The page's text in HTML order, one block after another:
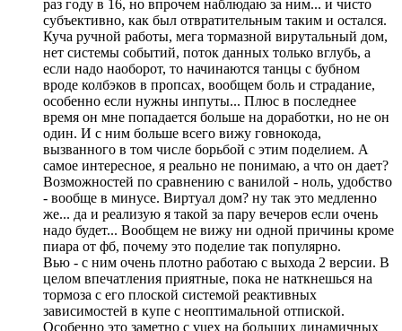
раз году в 16, но впрочем наблюдаю за ним... и чисто
субъективно, как был отвратительным таким и остался.
Куча ручной работы, мега тормазной вирутальный дом,
нет системы событий, поток данных только вглубь, а
если надо наоборот, то начинаются танцы с бубном
вроде колбэков в пропсах, вообщем боль и страдание,
особенно если нужны инпуты... Плюс в последнее
время он мне попадается больше на доработки, но не он
один. И с ним больше всего вижу говнокода,
вызванного в том числе борьбой с этим поделием. А
самое интересное, я реально не понимаю, а что он дает?
Возможностей по сравнению с ванилой - ноль, удобство
- вообще в минусе. Виртуал дом? ну так это медленно
же... да и реализую я такой за пару вечеров если очень
надо будет... Вообщем не вижу ни одной причины кроме
пиара от фб, почему это поделие так популярно.
Вью - с ним очень плотно работаю с выхода 2 версии. В
целом впечатления приятные, пока не наткнешься на
тормоза с его плоской системой реактивных
зависимостей в купе с неоптимальной отпиской.
Особенно это заметно с vuex на больших динамичных